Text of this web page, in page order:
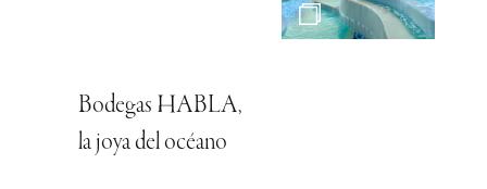
Bodegas HABLA,
la joya del océano